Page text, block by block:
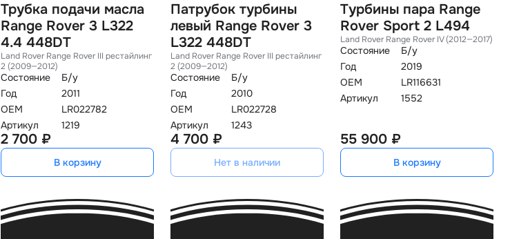
Трубка подачи масла
Range Rover 3 L322
4.4 448DT
Land Rover Range Rover III рестайлин
2 (2009—2012)
Состояние
Б/у
Год
2011
OEM
LR022782
Артикул
1219
2 700 ₽
В корзину
Патрубок турбины
левый Range Rover 3
L322 448DT
Land Rover Range Rover III рестайлин
2 (2009—2012)
Состояние
Б/у
Год
2010
OEM
LR022728
Артикул
1243
4 700 ₽
Нет в наличии
Турбины пара Range
Rover Sport 2 L494
Land Rover Range Rover IV (2012—2017)
Состояние
Б/у
Год
2019
OEM
LR116631
Артикул
1552
55 900 ₽
В корзину